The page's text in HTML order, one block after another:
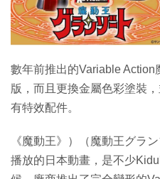
數年前推出的Variable
版，而且更換金屬色彩塗裝
有特效配件。
《魔動王》）（魔動王グラ
播放的日本動畫，是不少